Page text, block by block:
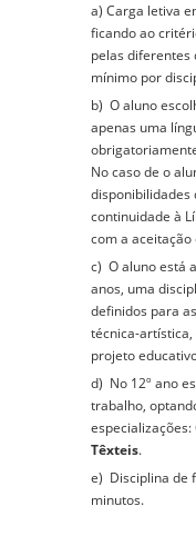
a) Carga letiva
ficando ao
pelas diferentes
mínimo por
b) O aluno
apenas uma
No caso de o
disponibilidades
continuidade à
com a
c) O aluno está
anos, uma
definidos para
técnica-
projeto
d) No 12º ano
trabalho,
especializações:
Têxteis.
e) Disciplina de
minutos.